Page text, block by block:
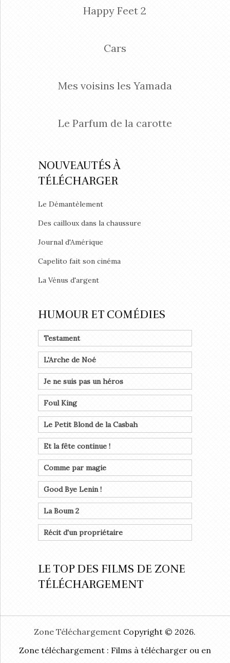
Happy Feet 2
Cars
Mes voisins les Yamada
Le Parfum de la carotte
NOUVEAUTÉS À
TÉLÉCHARGER
Le Démantèlement
Des cailloux dans la chaussure
Journal d'Amérique
Capelito fait son cinéma
La Vénus d'argent
HUMOUR ET COMÉDIES
Testament
L'Arche de Noé
Je ne suis pas un héros
Foul King
Le Petit Blond de la Casbah
Et la fête continue !
Comme par magie
Good Bye Lenin !
La Boum 2
Récit d'un propriétaire
LE TOP DES FILMS DE ZONE
TÉLÉCHARGEMENT
Zone Téléchargement Copyright © 2026.
Zone téléchargement : Films à télécharger ou en